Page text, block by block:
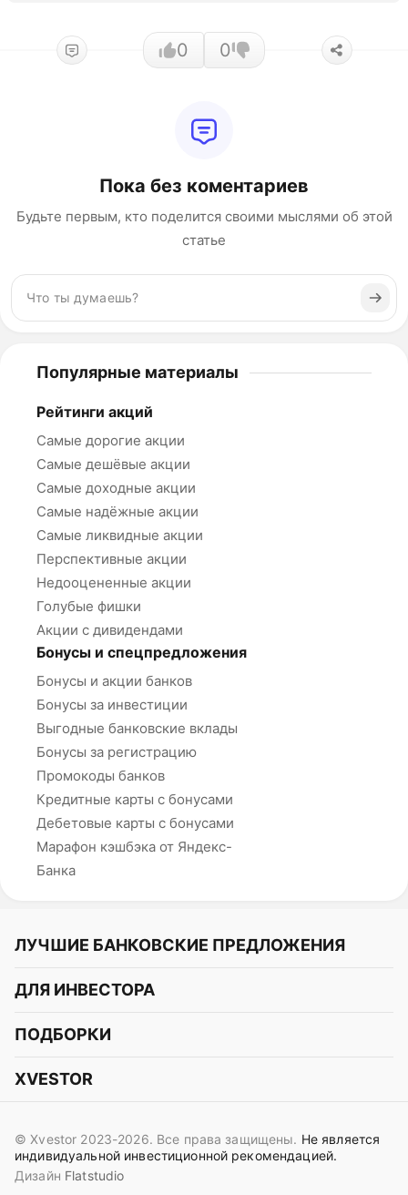
0 0
Пока без коментариев
Будьте первым, кто поделится своими мыслями об этой
статье
Популярные материалы
Рейтинги акций
Самые дорогие акции
Самые дешёвые акции
Самые доходные акции
Самые надёжные акции
Самые ликвидные акции
Перспективные акции
Недооцененные акции
Голубые фишки
Акции с дивидендами
Бонусы и спецпредложения
Бонусы и акции банков
Бонусы за инвестиции
Выгодные банковские вклады
Бонусы за регистрацию
Промокоды банков
Кредитные карты с бонусами
Дебетовые карты с бонусами
Марафон кэшбэка от Яндекс-
Банка
ЛУЧШИЕ БАНКОВСКИЕ ПРЕДЛОЖЕНИЯ
Альфа-Банк
СБЕР
Газпромбанк
OZON Банк
Совкомбанк
ДЛЯ ИНВЕСТОРА
Курс акций
Курс облигаций
Прогнозы на криптовалюты
Идеи инвест аналитиков
ПОДБОРКИ
Подборки акций
Подборки облигаций
XVESTOR
Вконтакте
Поддержка в Telegram
© Xvestor 2023-2026. Все права защищены. Не является
индивидуальной инвестиционной рекомендацией.
Дизайн Flatstudio